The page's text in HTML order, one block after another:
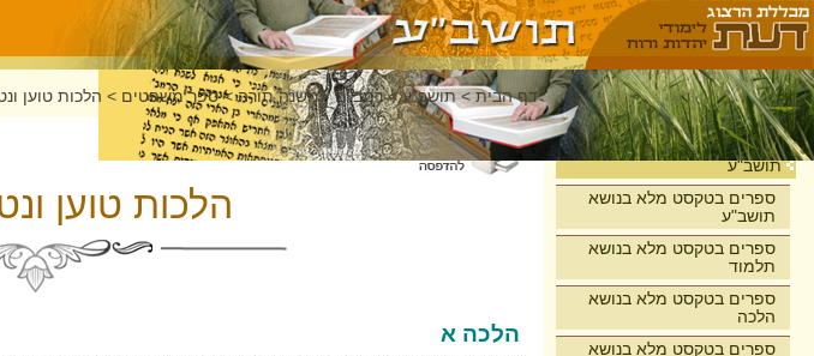
בית
תושב"ע
ספרים בטקסט מלא בנושא
תושב"ע
ספרים בטקסט מלא בנושא
תלמוד
ספרים בטקסט מלא בנושא
הלכה
ספרים בטקסט מלא בנושא
דף הבית >תושב"ע >רמב"ם - משנה תורה>ספר משפטים > הלכות טוען
הלכות טוען
הלכה א